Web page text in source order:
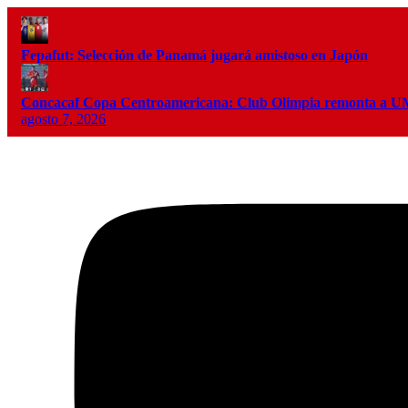
Fepafut: Selección de Panamá jugará amistoso en Japón
Concacaf Copa Centroamericana: Club Olimpia remonta a
agosto 7, 2026